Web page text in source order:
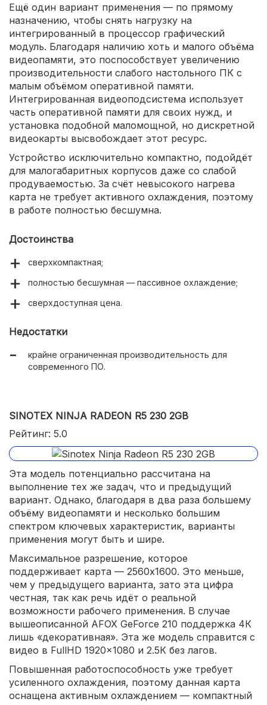
Ещё один вариант применения — по прямому
назначению, чтобы снять нагрузку на
интегрированный в процессор графический
модуль. Благодаря наличию хоть и малого объёма
видеопамяти, это поспособствует увеличению
производительности слабого настольного ПК с
малым объёмом оперативной памяти.
Интегрированная видеоподсистема использует
часть оперативной памяти для своих нужд, и
установка подобной маломощной, но дискретной
видеокарты высвобождает этот ресурс.
Устройство исключительно компактно, подойдёт
для малогабаритных корпусов даже со слабой
продуваемостью. За счёт невысокого нагрева
карта не требует активного охлаждения, поэтому
в работе полностью бесшумна.
Достоинства
сверхкомпактная;
полностью бесшумная — пассивное охлаждение;
сверхдоступная цена.
Недостатки
крайне ограниченная производительность для
современного ПО.
SINOTEX NINJA RADEON R5 230 2GB
Рейтинг: 5.0
Эта модель потенциально рассчитана на
выполнение тех же задач, что и предыдущий
вариант. Однако, благодаря в два раза большему
объёму видеопамяти и несколько большим
спектром ключевых характеристик, варианты
применения могут быть и шире.
Максимальное разрешение, которое
поддерживает карта — 2560x1600. Это меньше,
чем у предыдущего варианта, зато эта цифра
честная, так как речь идёт о реальной
возможности рабочего применения. В случае
вышеописанной AFOX GeForce 210 поддержка 4К
лишь «декоративная». Эта же модель справится с
видео в FullHD 1920×1080 и 2.5К без лагов.
Повышенная работоспособность уже требует
усиленного охлаждения, поэтому данная карта
оснащена активным охлаждением — компактный